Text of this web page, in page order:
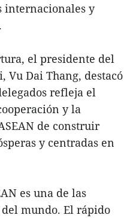
internacionales y
el presidente del
Vu Dai Thang, destacó
refleja el
y la
de construir
y centradas en
es una de las
mundo. El rápido